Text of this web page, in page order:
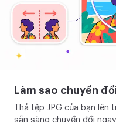
trong khoảng hai
theo độ trong suốt,
vẫn trong. Nó đọc
của chúng, và trả về
Thả JPG của bạn
Làm sao chuyển
Thả tệp JPG của bạn
sẵn sàng chuyển đổi